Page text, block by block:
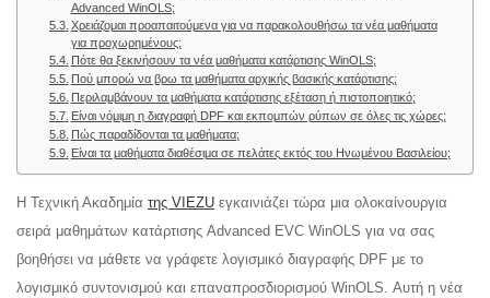
Advanced WinOLS;
Χρειάζομαι προαπαιτούμενα για να παρακολουθήσω τα νέα μαθήματα
για προχωρημένους;
Πότε θα ξεκινήσουν τα νέα μαθήματα κατάρτισης WinOLS;
Πού μπορώ να βρω τα μαθήματα αρχικής βασικής κατάρτισης;
Περιλαμβάνουν τα μαθήματα κατάρτισης εξέταση ή πιστοποιητικό;
Είναι νόμιμη η διαγραφή DPF και εκπομπών ρύπων σε όλες τις χώρες;
Πώς παραδίδονται τα μαθήματα;
Είναι τα μαθήματα διαθέσιμα σε πελάτες εκτός του Ηνωμένου Βασιλείου;
Η Τεχνική Ακαδημία της VIEZU εγκαινιάζει τώρα μια ολοκαίνουργια
σειρά μαθημάτων κατάρτισης Advanced EVC WinOLS για να σας
βοηθήσει να μάθετε να γράφετε λογισμικό διαγραφής DPF με το
λογισμικό συντονισμού και επαναπροσδιορισμού WinOLS. Αυτή η νέα